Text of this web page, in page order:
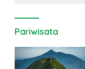
Pariwisata